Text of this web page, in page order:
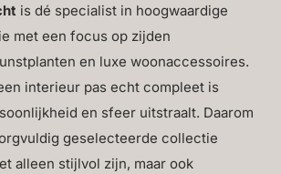
is dé specialist in hoogwaardige
met een focus op zijden
en luxe woonaccessoires.
interieur pas echt compleet is
en sfeer uitstraalt. Daarom
geselecteerde collectie
alleen stijlvol zijn, maar ook